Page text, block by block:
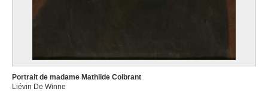
Portrait de madame Mathilde Colbrant
Liévin De Winne